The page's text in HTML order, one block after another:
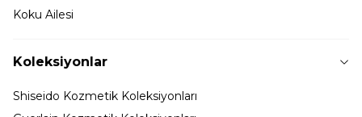
Koku Ailesi
Koleksiyonlar
Shiseido Kozmetik Koleksiyonları